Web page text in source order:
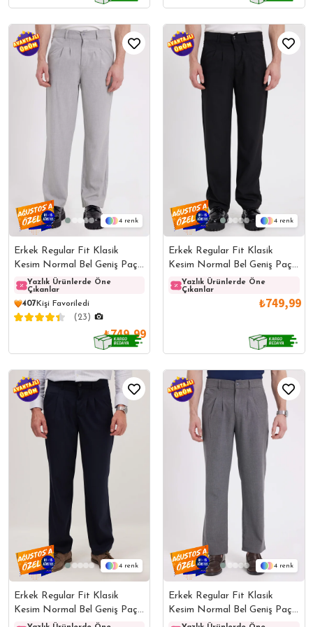
4
Erkek Regular Fit Klasik
Kesim Normal Bel Geniş Paça
Gri Pantolon
Yazlık Ürünlerde Öne
Çıkanlar
Yazlık Ürünlerde Öne
Çıkanlar
407 Kişi Favoriledi
(23)
₺749,99
4
Erkek Regular Fit Klasik
Kesim Normal Bel Geniş Paça
Siyah Pantolon
Yazlık Ürünlerde Öne
Çıkanlar
₺749,99
4
Erkek Regular Fit Klasik
Kesim Normal Bel Geniş Paça
Lacivert Pantolon
4
Erkek Regular Fit Klasik
Kesim Normal Bel Geniş Paça
Açık Gri Pantolon